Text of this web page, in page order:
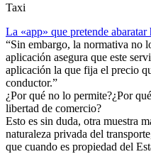
Taxi
La «app» que pretende
“Sin embargo, la normativa no
aplicación asegura que este
aplicación la que fija el precio
conductor.”
¿Por qué no lo permite?¿Por
libertad de comercio?
Esto es sin duda, otra muestra
naturaleza privada del
que cuando es propiedad del